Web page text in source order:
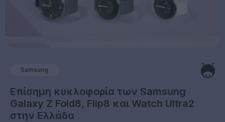
Samsung
Επίσημη κυκλοφορία των Samsung
Galaxy Z Fold8, Flip8 και Watch Ultra2
στην Ελλάδα